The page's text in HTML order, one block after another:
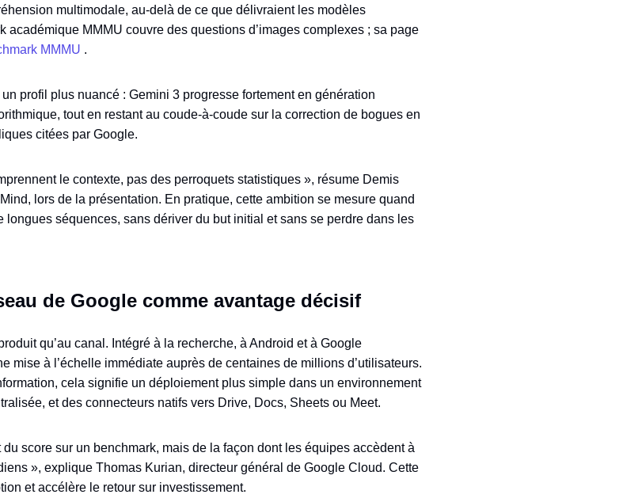
multimodale, au‑delà de ce que délivraient les modèles
académique MMMU couvre des questions d’images complexes ; sa page
MMMU .
profil plus nuancé : Gemini 3 progresse fortement en génération
tout en restant au coude‑à‑coude sur la correction de bogues en
citées par Google.
le contexte, pas des perroquets statistiques », résume Demis
lors de la présentation. En pratique, cette ambition se mesure quand
longues séquences, sans dériver du but initial et sans se perdre dans les
de Google comme avantage décisif
qu’au canal. Intégré à la recherche, à Android et à Google
mise à l’échelle immédiate auprès de centaines de millions d’utilisateurs.
cela signifie un déploiement plus simple dans un environnement
et des connecteurs natifs vers Drive, Docs, Sheets ou Meet.
score sur un benchmark, mais de la façon dont les équipes accèdent à
», explique Thomas Kurian, directeur général de Google Cloud. Cette
et accélère le retour sur investissement.